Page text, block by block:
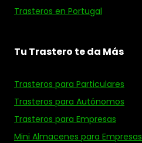
Trasteros en Portugal
Tu Trastero te da Más
Trasteros para Particulares
Trasteros para Autónomos
Trasteros para Empresas
Mini Almacenes para Empresas